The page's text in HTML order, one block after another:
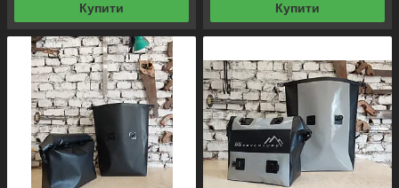
Купити Купити